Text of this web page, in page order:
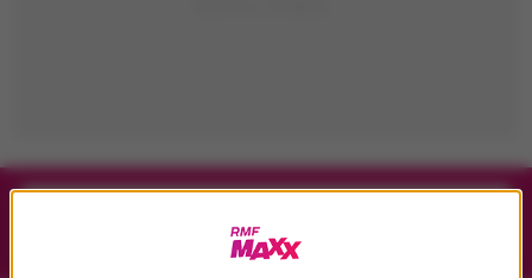
Skolimowskiej 2026 - 23.08.2026